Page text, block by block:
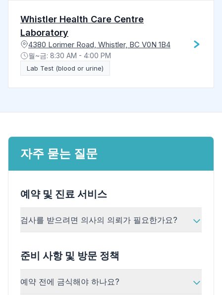
Whistler Health Care Centre
Laboratory
4380 Lorimer Road, Whistler, BC V0N 1B4
월~금: 8:30 AM - 4:00 PM
Lab Test (blood or urine)
자주 묻는 질문
예약 및 진료 서비스
검사를 받으려면 의사의 의뢰가 필요한가요?
준비 사항 및 방문 정책
예약 전에 금식해야 하나요?